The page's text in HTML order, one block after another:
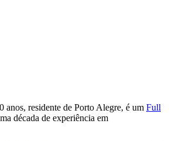
anos, residente de Porto Alegre, é um Full
década de experiência em